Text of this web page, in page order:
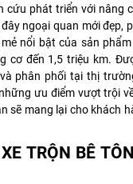
cứu phát triển với nâng
ngoại quan mới đẹp,
nổi bật của sản
cơ đến 1,5 triệu km.
và phân phối tại thị
ưu điểm vượt trội
sẽ mang lại cho khách
TRỘN BÊ